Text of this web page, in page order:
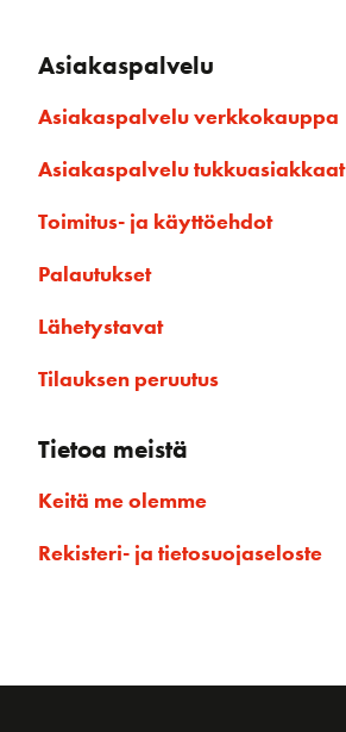
Asiakaspalvelu
Asiakaspalvelu verkkokauppa
Asiakaspalvelu tukkuasiakkaat
Toimitus- ja käyttöehdot
Palautukset
Lähetystavat
Tilauksen peruutus
Tietoa meistä
Keitä me olemme
Rekisteri- ja tietosuojaseloste